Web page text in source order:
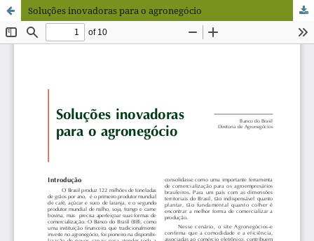
Soluções inovadoras para o agronegócio